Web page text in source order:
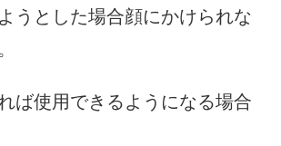
うとした場合顔にかけられな
ば使用できるようになる場合